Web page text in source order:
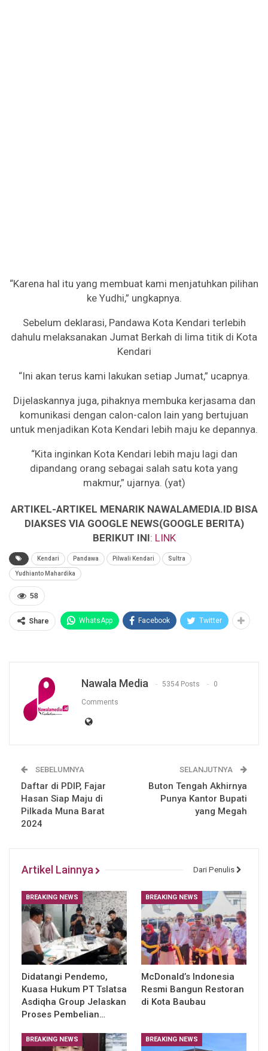
“Karena hal itu yang membuat kami menjatuhkan pilihan
ke Yudhi,” ungkapnya.
Sebelum deklarasi, Pandawa Kota Kendari terlebih
dahulu melaksanakan Jumat Berkah di lima titik di Kota
Kendari
“Ini akan terus kami lakukan setiap Jumat,” ucapnya.
Dijelaskannya juga, pihaknya membuka kerjasama dan
komunikasi dengan calon-calon lain yang bertujuan
untuk menjadikan Kota Kendari lebih maju ke depannya.
“Kita inginkan Kota Kendari lebih maju lagi dan
dipandang orang sebagai salah satu kota yang
makmur,” ujarnya. (yat)
ARTIKEL-ARTIKEL MENARIK NAWALAMEDIA.ID BISA
DIAKSES VIA GOOGLE NEWS(GOOGLE BERITA)
BERIKUT INI: LINK
Kendari Pandawa Pilwali Kendari Sultra
Yudhianto Mahardika
58
Share WhatsApp Facebook Twitter
Nawala Media 5354 Posts 0
Comments
SEBELUMNYA
Daftar di PDIP, Fajar
Hasan Siap Maju di
Pilkada Muna Barat
2024
SELANJUTNYA
Buton Tengah Akhirnya
Punya Kantor Bupati
yang Megah
Artikel Lainnya Dari Penulis
BREAKING NEWS
Didatangi Pendemo,
Kuasa Hukum PT Tslatsa
Asdiqha Group Jelaskan
Proses Pembelian…
BREAKING NEWS
McDonald’s Indonesia
Resmi Bangun Restoran
di Kota Baubau
BREAKING NEWS BREAKING NEWS